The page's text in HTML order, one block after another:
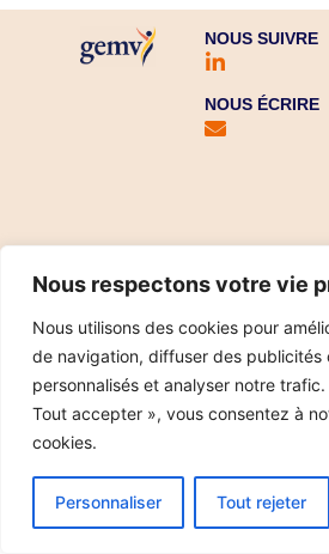
Nous respectons votre vie
Nous utilisons des cookies pour
de navigation, diffuser des publicités
personnalisés et analyser notre
Tout accepter », vous consentez à
cookies.
Personnaliser Tout rejeter
NOUS SUIVRE
NOUS ÉCRIRE
Copyright ©
2025
Mentions légales
Réalisation IPT